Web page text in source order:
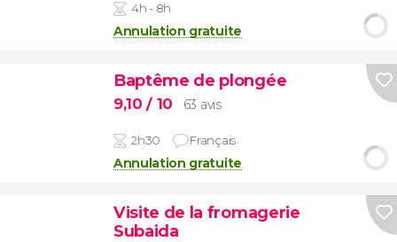
4h - 8h
Annulation gratuite
Baptême de plongée
9,10/ 10 63 avis
2h30 Français
Annulation gratuite
Visite de la fromagerie
Subaida